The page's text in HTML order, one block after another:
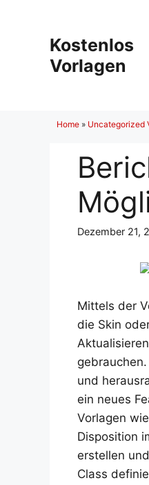
Kostenlos
Vorlagen
Home » Uncategorized
Dezember 21,
Mittels der
die Skin
und
ein neues
Vorlagen
Disposition
erstellen
Class